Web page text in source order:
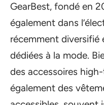
GearBest, fondé en
également dans
récemment
dédiées à la mode.
des accessoires
également des